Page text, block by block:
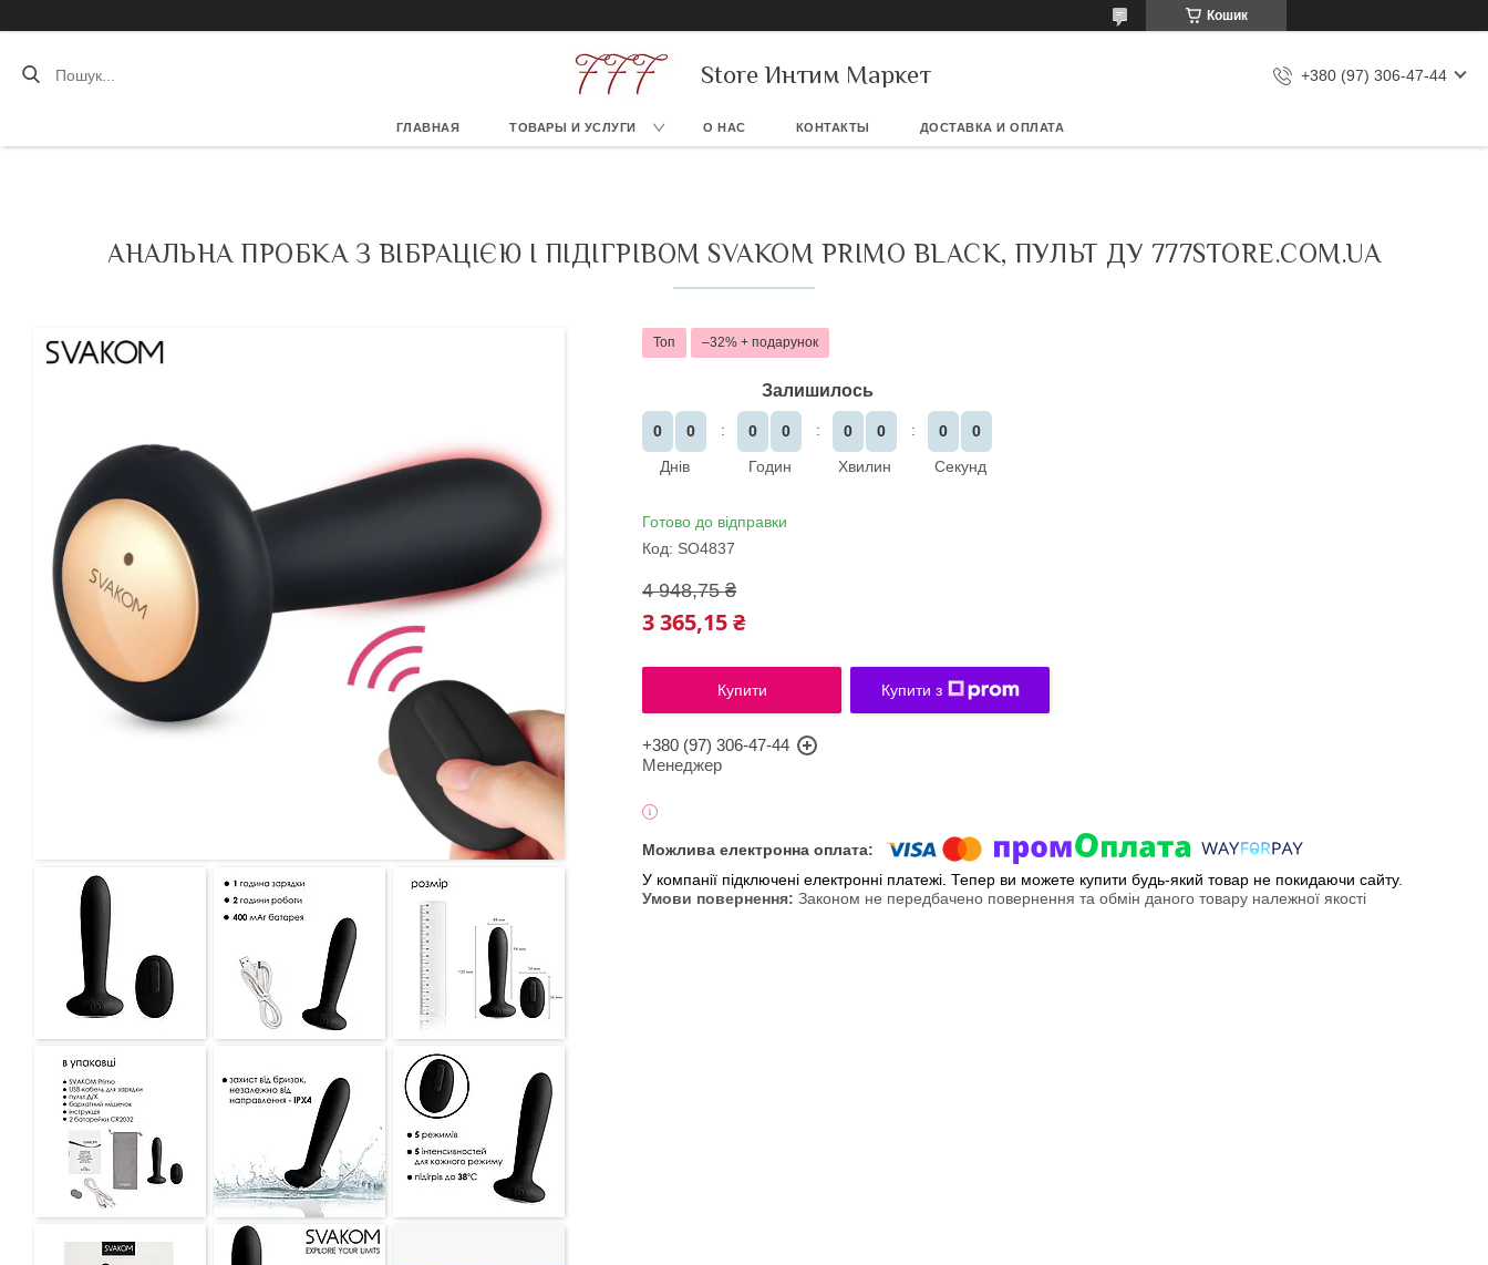
Кошик
Store Интим Маркет +380 (97) 306-47-44
ГЛАВНАЯ ТОВАРЫ И УСЛУГИ О НАС КОНТАКТЫ ДОСТАВКА И ОПЛАТА
АНАЛЬНА ПРОБКА З ВІБРАЦІЄЮ І ПІДІГРІВОМ SVAKOM PRIMO BLACK, ПУЛЬТ ДУ 777STORE.COM.UA
Топ –32%
Залишилось
0
0
Днів
0
0
Годин
0
0
Хвилин
0
0
Секунд
Готово до відправки
Код: SO4837
4 948,75 ₴
3 365,15 ₴
Купити Купити з
+380 (97) 306-47-44
Менеджер
У компанії підключені електронні платежі. Тепер ви можете купити будь-який товар не покидаючи сайту.
Законом не передбачено повернення та обмін даного товару належної якості